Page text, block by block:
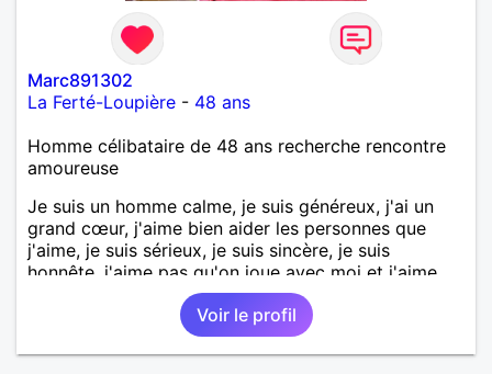
Marc891302
La Ferté-Loupière - 48 ans
Homme célibataire de 48 ans recherche rencontre
amoureuse
Je suis un homme calme, je suis généreux, j'ai un
grand cœur, j'aime bien aider les personnes que
j'aime, je suis sérieux, je suis sincère, je suis
honnête, j'aime pas qu'on joue avec moi et j'aime
pas les mensonges. Je cherche une relation
amoureuse et sérieuse.Voir le profil